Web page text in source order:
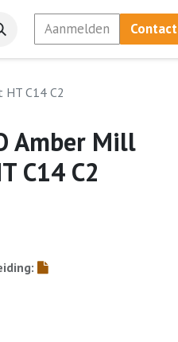
Aanmelden Contact
HT C14 C2
Amber Mill
C14 C2